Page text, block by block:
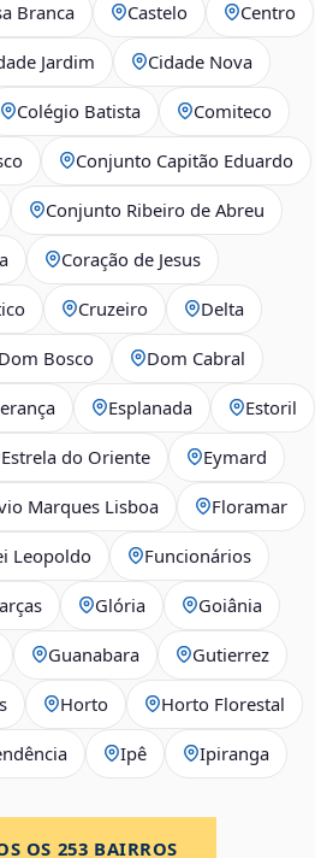
Branca Castelo Centro
Jardim Cidade Nova
Colégio Batista Comiteco
Conjunto Capitão Eduardo
Conjunto Ribeiro de Abreu
Coração de Jesus
Cruzeiro Delta
Dom Bosco Dom Cabral
Esplanada Estoril
Estrela do Oriente Eymard
Marques Lisboa Floramar
Leopoldo Funcionários
Glória Goiânia
Guanabara Gutierrez
Horto Horto Florestal
Ipê Ipiranga
OS 253 BAIRROS